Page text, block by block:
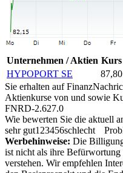
Unternehmen / Aktien Kurs
HYPOPORT SE
87,80
Sie erhalten auf
Aktienkurse von und sowie
FNRD-2.627.0
Wie bewerten Sie die aktuell
sehr gut1 23456schlecht
Werbehinweise: Die
ist nicht als ihre Befürwortung
verstehen. Wir empfehlen